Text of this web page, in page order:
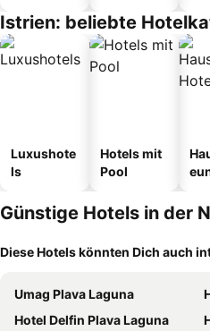
Istrien: beliebte
Luxushote
ls
Hotels mit
Pool
Günstige Hotels in der
Diese Hotels könnten Dich auch
Umag Plava Laguna
Hotel Delfin Plava Laguna